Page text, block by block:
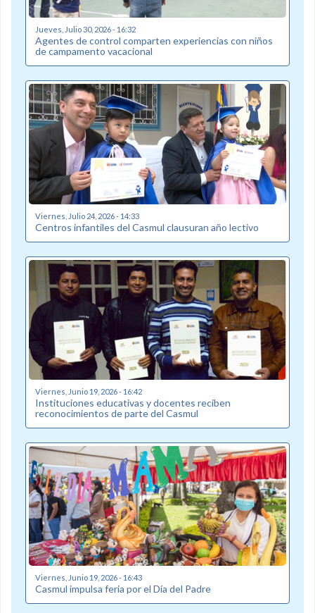
Jueves, Julio 30, 2026 - 16:32
Agentes de control comparten experiencias con niños
de campamento vacacional
Viernes, Julio 24, 2026 - 14:33
Centros infantiles del Casmul clausuran año lectivo
Viernes, Junio 19, 2026 - 16:42
Instituciones educativas y docentes reciben
reconocimientos de parte del Casmul
Viernes, Junio 19, 2026 - 16:43
Casmul impulsa feria por el Día del Padre